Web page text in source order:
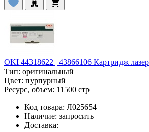
OKI 44318622 | 43866106 Картридж
Тип: оригинальный
Цвет: пурпурный
Ресурс, объем: 11500 стр
Код товара: Л025654
Наличие: запросить
Доставка: